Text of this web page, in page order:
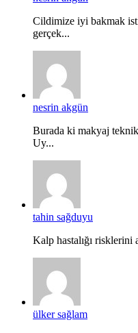
Cildimize iyi bakmak
gerçek...
nesrin akgün
Burada ki makyaj
Uy...
tahin sağduyu
Kalp hastalığı risklerini
ülker sağlam